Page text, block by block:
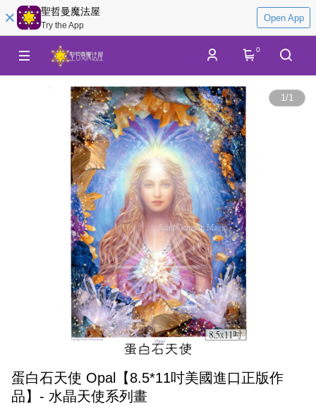
聖哲曼魔法屋
Try the App
Open App
0
1/1
蛋白石天使 Opal【8.5*11吋美國進口正版作
品】- 水晶天使系列畫